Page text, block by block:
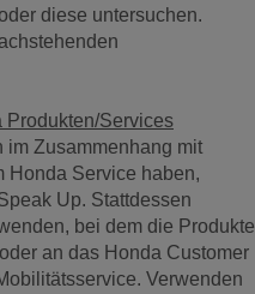
diese untersuchen.
Produkten/Services
im Zusammenhang mit
Honda Service haben,
Up. Stattdessen
bei dem die Produkte
an das Honda Customer
Verwenden